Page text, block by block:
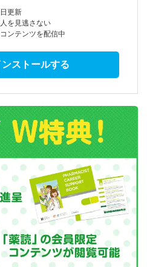
更新
を見逃さない
ンテンツを配信中
ストールする